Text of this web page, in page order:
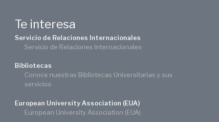
Te interesa
Servicio de Relaciones Internacionales
Servicio de Relaciones Internacionales
Bibliotecas
Conoce nuestras Bibliotecas Universitarias y sus
servicios
European University Association (EUA)
European University Association (EUA)